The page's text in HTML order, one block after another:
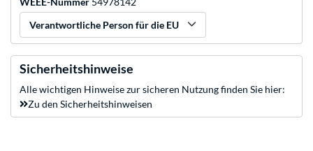
Verantwortliche Person für die EU
Sicherheitshinweise
Alle wichtigen Hinweise zur sicheren Nutzung finden Sie hier:
Zu den Sicherheitshinweisen